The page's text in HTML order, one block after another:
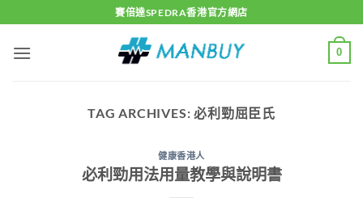
to
content
賽倍達SPEDRA香港官方網店
0
TAG ARCHIVES:必利勁屈臣氏
健康香港人
必利勁用法用量教學與說明書